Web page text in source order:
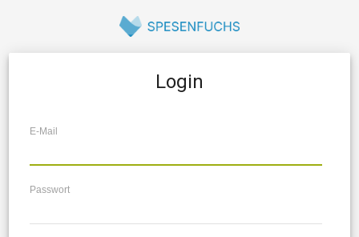
Login
E-Mail
Passwort